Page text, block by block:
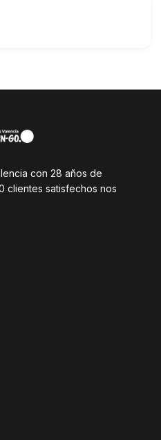
con 28 años de
clientes satisfechos nos